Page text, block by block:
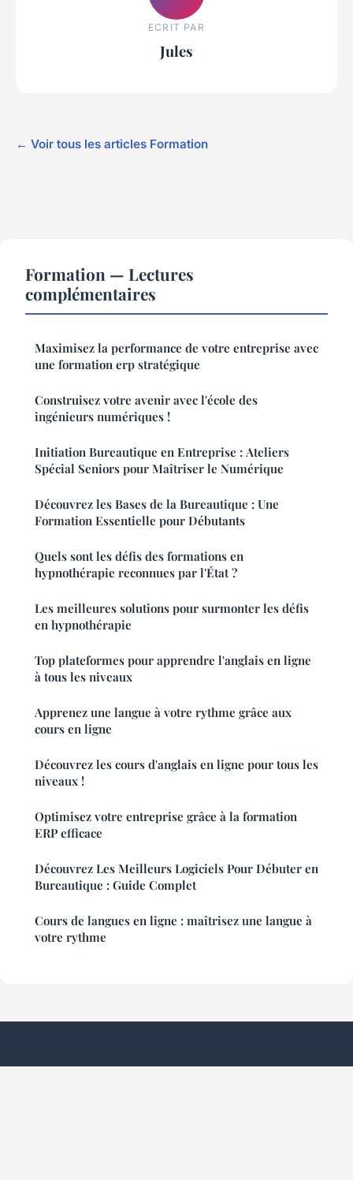
ECRIT PAR
Jules
← Voir tous les articles Formation
Formation — Lectures
complémentaires
Maximisez la performance de votre entreprise avec
une formation erp stratégique
Construisez votre avenir avec l'école des
ingénieurs numériques !
Initiation Bureautique en Entreprise : Ateliers
Spécial Seniors pour Maîtriser le Numérique
Découvrez les Bases de la Bureautique : Une
Formation Essentielle pour Débutants
Quels sont les défis des formations en
hypnothérapie reconnues par l'État ?
Les meilleures solutions pour surmonter les défis
en hypnothérapie
Top plateformes pour apprendre l'anglais en ligne
à tous les niveaux
Apprenez une langue à votre rythme grâce aux
cours en ligne
Découvrez les cours d'anglais en ligne pour tous les
niveaux !
Optimisez votre entreprise grâce à la formation
ERP efficace
Découvrez Les Meilleurs Logiciels Pour Débuter en
Bureautique : Guide Complet
Cours de langues en ligne : maîtrisez une langue à
votre rythme
Cordialite Verite